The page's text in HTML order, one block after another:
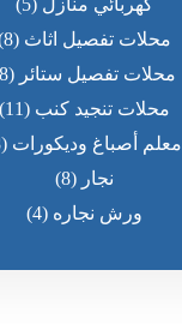
محلات تفصيل اثاث (8)
محلات تفصيل ستائر (8)
محلات تنجيد كنب (11)
معلم أصباغ وديكورات (8)
نجار (8)
ورش نجاره (4)